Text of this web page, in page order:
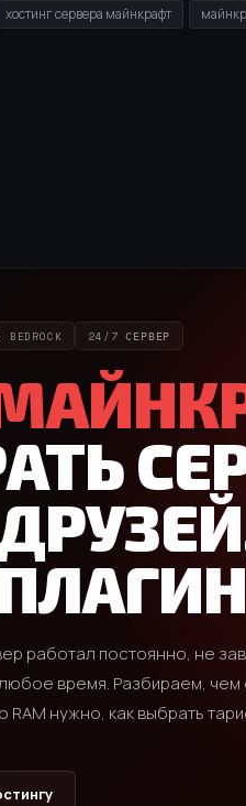
хостинг сервера майнкрафт
24/7 СЕРВЕР
работал постоянно, не
время. Разбираем, чем
RAM нужно, как выбрать